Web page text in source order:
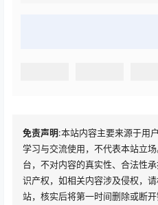
免责声明:本站内容主要来源于用
学习与交流使用，不代表本站立
台，不对内容的真实性、合法性
识产权，如相关内容涉及侵权，
站，核实后将第一时间删除或断